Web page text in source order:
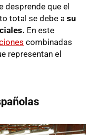
desprende que el
total se debe a su
En este
combinadas
representan el